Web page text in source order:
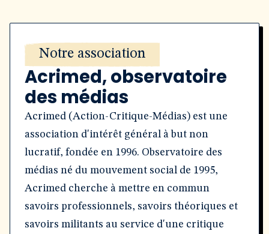
Notre association
Acrimed, observatoire
des médias
Acrimed (Action-Critique-Médias) est une
association d'intérêt général à but non
lucratif, fondée en 1996. Observatoire des
médias né du mouvement social de 1995,
Acrimed cherche à mettre en commun
savoirs professionnels, savoirs théoriques et
savoirs militants au service d'une critique